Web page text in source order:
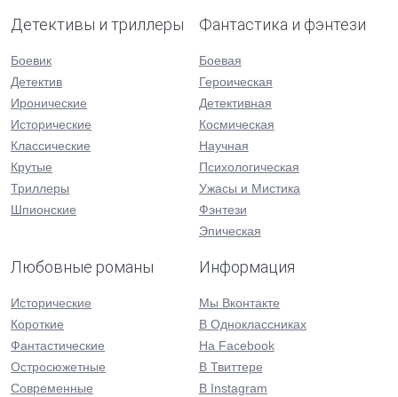
Детективы и триллеры
Боевик
Детектив
Иронические
Исторические
Классические
Крутые
Триллеры
Шпионские
Фантастика и фэнтези
Боевая
Героическая
Детективная
Космическая
Научная
Психологическая
Ужасы и Мистика
Фэнтези
Эпическая
Любовные романы
Исторические
Короткие
Фантастические
Остросюжетные
Современные
Информация
Мы Вконтакте
В Одноклассниках
На Facebook
В Твиттере
В Instagram